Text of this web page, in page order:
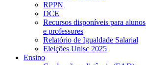
RPPN
DCE
Recursos disponíveis para alunos
e professores
Relatório de Igualdade Salarial
Eleições Unisc 2025
Ensino